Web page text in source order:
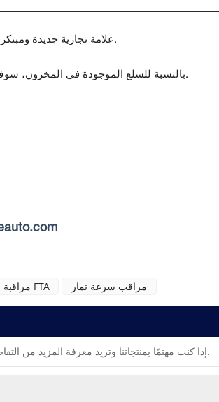
علامة تجارية جديدة ومبتكرة بنسبة 100%، سيتم اختبار جميع السلع قبل الشحن.
بالنسبة للسلع الموجودة في المخزون، سوف نرسل الطلب في غضون 5-7 أيام بعد استلام الدفع.
مراقبة السرعة الإدخال FTA مراقب سرعة تمار
إذا كنت مهتمًا بمنتجاتنا وتريد معرفة المزيد من التفاصيل، فيرجى ترك رسالة هنا، وسنقوم بالرد عليك في أقرب وقت ممكن.